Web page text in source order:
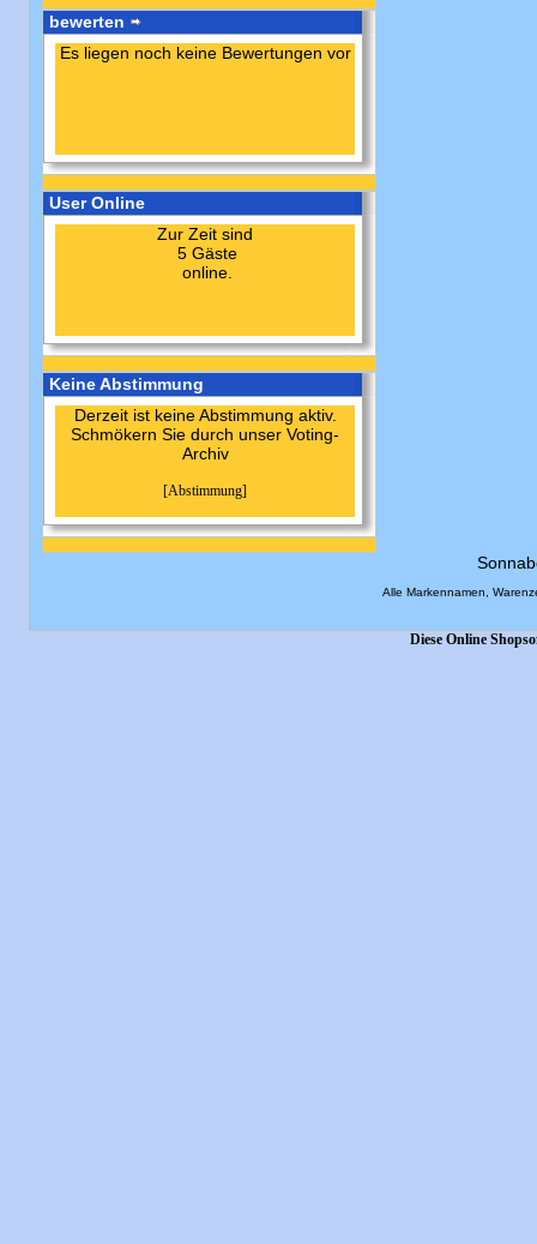
bewerten
Es liegen noch keine Bewertungen vor
User Online
Zur Zeit sind
5 Gäste
online.
Keine Abstimmung
Derzeit ist keine Abstimmung aktiv.
Schmökern Sie durch unser Voting-
Archiv
[Abstimmung]
Alle Markennamen,
Diese Online